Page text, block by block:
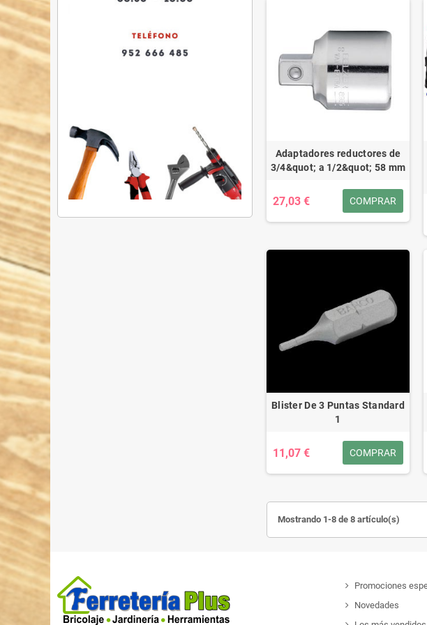
Adaptadores reductores de
3/4&quot; a 1/2&quot; 58 mm
27,03 € COMPRAR
Blister De 3 Puntas Standard
1
11,07 € COMPRAR
Mostrando 1-8 de 8 artículo(s)
Promociones
Novedades